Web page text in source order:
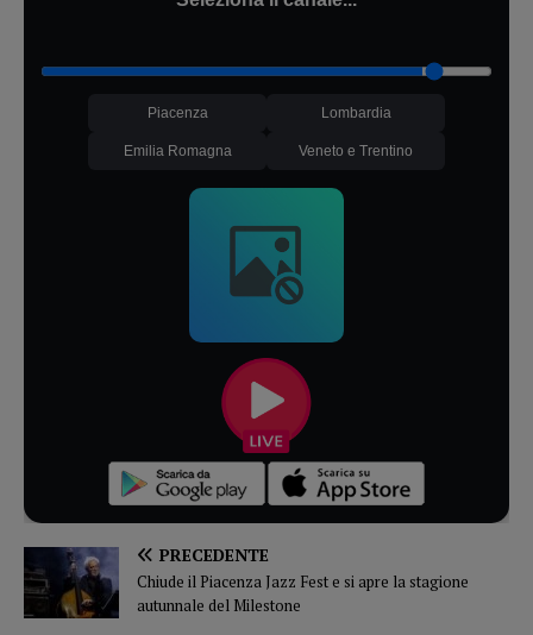
Piacenza Lombardia
Emilia Romagna Veneto e Trentino
PRECEDENTE
Chiude il Piacenza Jazz Fest e si apre la stagione
autunnale del Milestone